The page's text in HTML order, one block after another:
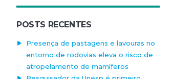
POSTS RECENTES
Presença de pastagens e lavouras no
entorno de rodovias eleva o risco de
atropelamento de mamíferos